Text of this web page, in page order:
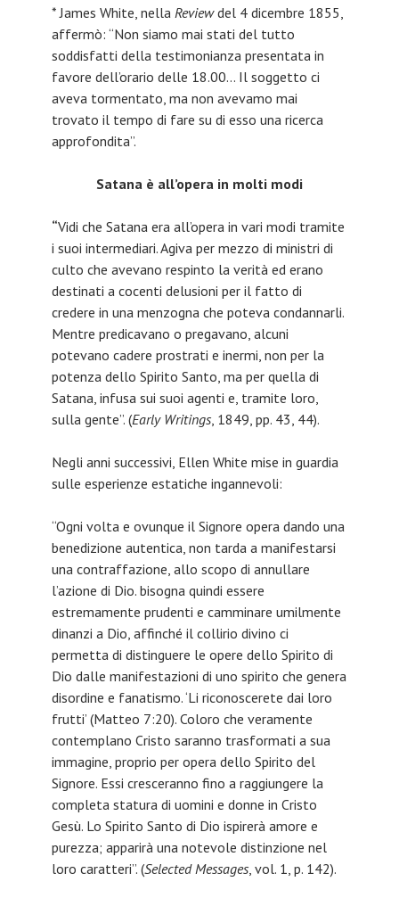
* James White, nella Reviewdel 4 dicembre 1855,
affermò: “Non siamo mai stati del tutto
soddisfatti della testimonianza presentata in
favore dell’orario delle 18.00… Il soggetto ci
aveva tormentato, ma non avevamo mai
trovato il tempo di fare su di esso una ricerca
approfondita”.
Satana è all’opera in molti modi
“Vidi che Satana era all’opera in vari modi tramite
i suoi intermediari. Agiva per mezzo di ministri di
culto che avevano respinto la verità ed erano
destinati a cocenti delusioni per il fatto di
credere in una menzogna che poteva condannarli.
Mentre predicavano o pregavano, alcuni
potevano cadere prostrati e inermi, non per la
potenza dello Spirito Santo, ma per quella di
Satana, infusa sui suoi agenti e, tramite loro,
sulla gente”. (Early Writings, 1849, pp. 43, 44).
Negli anni successivi, Ellen White mise in guardia
sulle esperienze estatiche ingannevoli:
“Ogni volta e ovunque il Signore opera dando una
benedizione autentica, non tarda a manifestarsi
una contraffazione, allo scopo di annullare
l’azione di Dio. bisogna quindi essere
estremamente prudenti e camminare umilmente
dinanzi a Dio, affinché il collirio divino ci
permetta di distinguere le opere dello Spirito di
Dio dalle manifestazioni di uno spirito che genera
disordine e fanatismo. ‘Li riconoscerete dai loro
frutti’ (Matteo 7:20). Coloro che veramente
contemplano Cristo saranno trasformati a sua
immagine, proprio per opera dello Spirito del
Signore. Essi cresceranno fino a raggiungere la
completa statura di uomini e donne in Cristo
Gesù. Lo Spirito Santo di Dio ispirerà amore e
purezza; apparirà una notevole distinzione nel
loro caratteri”. (Selected Messages, vol. 1, p. 142).